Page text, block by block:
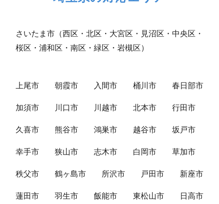
さいたま市（西区・北区・大宮区・見沼区・中央区・
桜区・浦和区・南区・緑区・岩槻区）
上尾市 朝霞市 入間市 桶川市 春日部市
加須市 川口市 川越市 北本市 行田市
久喜市 熊谷市 鴻巣市 越谷市 坂戸市
幸手市 狭山市 志木市 白岡市 草加市
秩父市 鶴ヶ島市 所沢市 戸田市 新座市
蓮田市 羽生市 飯能市 東松山市 日高市